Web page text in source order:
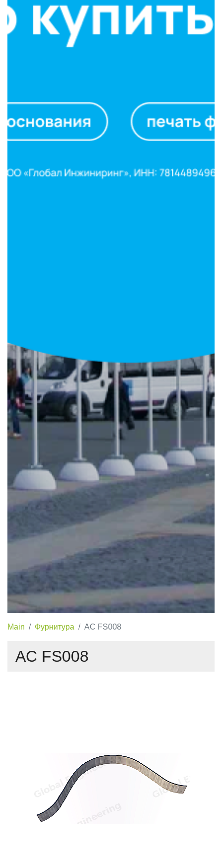
Main Фурнитура AC FS008
AC FS008